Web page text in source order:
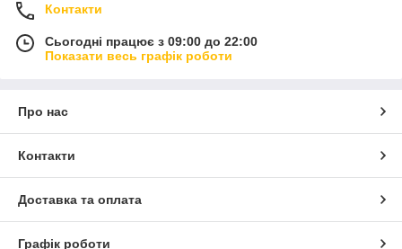
Контакти
Сьогодні працює з 09:00 до 22:00
Показати весь графік роботи
Про нас
Контакти
Доставка та оплата
Графік роботи